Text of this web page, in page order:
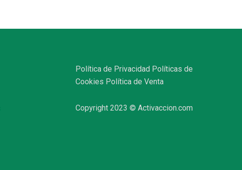
Política de Privacidad Políticas de
Cookies Política de Venta
Copyright 2023 © Activaccion.com